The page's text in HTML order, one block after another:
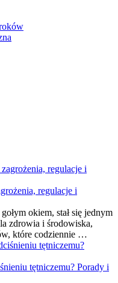
regulacje i
okiem, stał się jednym
zdrowia i środowiska,
które codziennie …
tętniczemu? Porady i